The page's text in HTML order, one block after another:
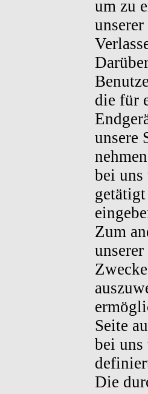
um zu
die für
unsere
bei uns
Zum
Seite
bei uns
Die